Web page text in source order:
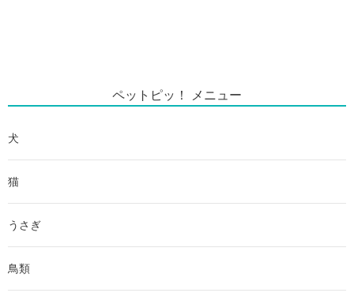
ペットピッ！ メニュー
犬
猫
うさぎ
鳥類